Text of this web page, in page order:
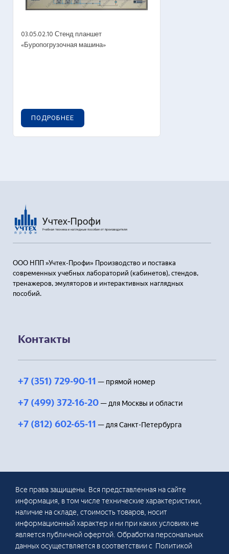
03.05.02.10 Стенд планшет
«Буропогрузочная машина»
ПОДРОБНЕЕ
ООО НПП »Учтех-Профи» Производство и поставка
современных учебных лабораторий (кабинетов), стендов,
тренажеров, эмуляторов и интерактивных наглядных
пособий.
Контакты
+7 (351) 729-90-11 — прямой номер
+7 (499) 372-16-20 — для Москвы и области
+7 (812) 602-65-11 — для Санкт-Петербурга
Все права защищены. Вся представленная на сайте
информация, в том числе технические характеристики,
наличие на складе, стоимость товаров, носит
информационный характер и ни при каких условиях не
является публичной офертой. Обработка персональных
данных осуществляется в соответствии с Политикой